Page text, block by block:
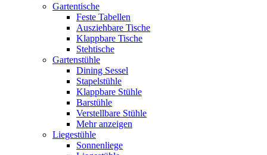
Gartentische
Feste Tabellen
Ausziehbare Tische
Klappbare Tische
Stehtische
Gartenstühle
Dining Sessel
Stapelstühle
Klappbare Stühle
Barstühle
Verstellbare Stühle
Mehr anzeigen
Liegestühle
Sonnenliege